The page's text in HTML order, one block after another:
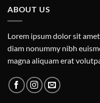
ABOUT US
Lorem ipsum dolor sit
diam nonummy nibh
magna aliquam erat